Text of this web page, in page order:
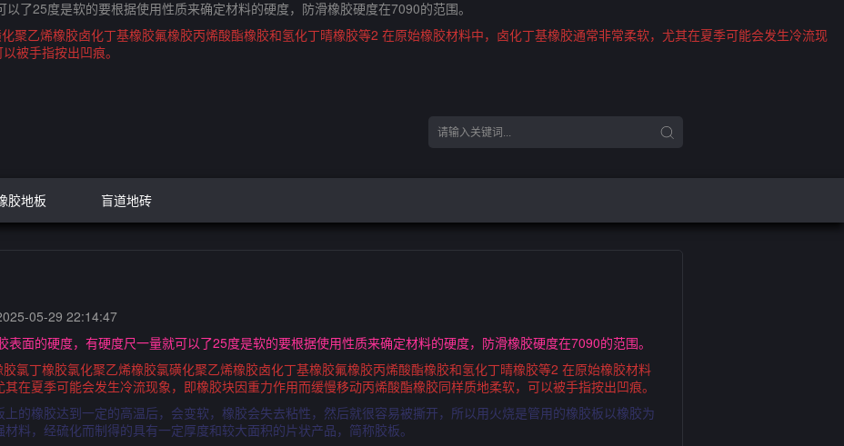
了25度是软的要根据使用性质来确定材料的硬度，防滑橡胶硬度在7090的范围。
聚乙烯橡胶卤化丁基橡胶氟橡胶丙烯酸酯橡胶和氢化丁晴橡胶等2 在原始橡胶材料中，卤化丁基橡胶通常非常柔软，尤其在夏季可能会发生冷流现
被手指按出凹痕。
胶地板 盲道地砖
05-29 22:14:47
面的硬度，有硬度尺一量就可以了25度是软的要根据使用性质来确定材料的硬度，防滑橡胶硬度在7090的范围。
氯丁橡胶氯化聚乙烯橡胶氯磺化聚乙烯橡胶卤化丁基橡胶氟橡胶丙烯酸酯橡胶和氢化丁晴橡胶等2 在原始橡胶材料
在夏季可能会发生冷流现象，即橡胶块因重力作用而缓慢移动丙烯酸酯橡胶同样质地柔软，可以被手指按出凹痕。
的橡胶达到一定的高温后，会变软，橡胶会失去粘性，然后就很容易被撕开，所以用火烧是管用的橡胶板以橡胶为
料，经硫化而制得的具有一定厚度和较大面积的片状产品，简称胶板。